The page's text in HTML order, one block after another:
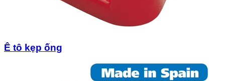
Ê tô kẹp ống